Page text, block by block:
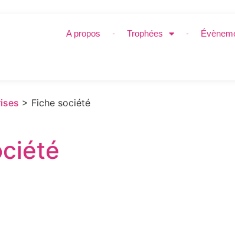
A propos Trophées
> Fiche société